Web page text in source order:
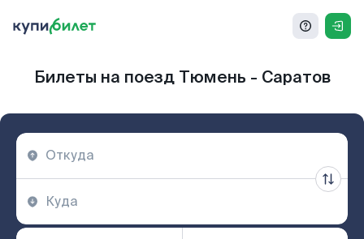
Билеты на поезд Тюмень - Саратов